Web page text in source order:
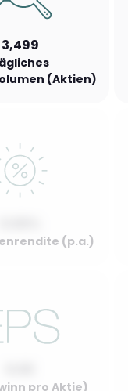
3,499
(Aktien)
(p.a.)
pro Aktie)